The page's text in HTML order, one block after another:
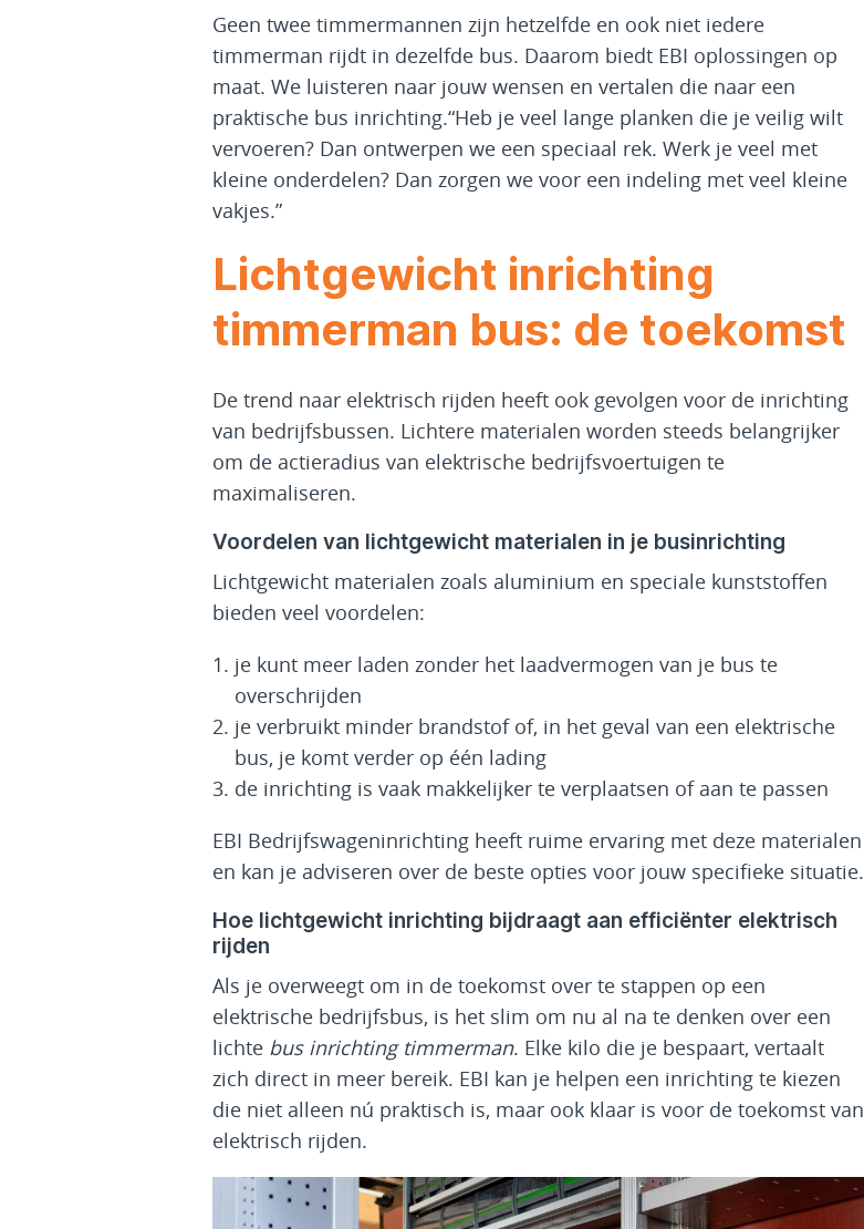
Geen twee timmermannen zijn hetzelfde en ook niet iedere
timmerman rijdt in dezelfde bus. Daarom biedt EBI oplossingen op
maat. We luisteren naar jouw wensen en vertalen die naar een
praktische bus inrichting.“Heb je veel lange planken die je veilig wilt
vervoeren? Dan ontwerpen we een speciaal rek. Werk je veel met
kleine onderdelen? Dan zorgen we voor een indeling met veel kleine
vakjes.”
Lichtgewicht inrichting
timmerman bus: de toekomst
De trend naar elektrisch rijden heeft ook gevolgen voor de inrichting
van bedrijfsbussen. Lichtere materialen worden steeds belangrijker
om de actieradius van elektrische bedrijfsvoertuigen te
maximaliseren.
Voordelen van lichtgewicht materialen in je businrichting
Lichtgewicht materialen zoals aluminium en speciale kunststoffen
bieden veel voordelen:
je kunt meer laden zonder het laadvermogen van je bus te
overschrijden
je verbruikt minder brandstof of, in het geval van een elektrische
bus, je komt verder op één lading
de inrichting is vaak makkelijker te verplaatsen of aan te passen
EBI Bedrijfswageninrichting heeft ruime ervaring met deze materialen
en kan je adviseren over de beste opties voor jouw specifieke situatie.
Hoe lichtgewicht inrichting bijdraagt aan efficiënter elektrisch
rijden
Als je overweegt om in de toekomst over te stappen op een
elektrische bedrijfsbus, is het slim om nu al na te denken over een
lichte bus inrichting timmerman. Elke kilo die je bespaart, vertaalt
zich direct in meer bereik. EBI kan je helpen een inrichting te kiezen
die niet alleen nú praktisch is, maar ook klaar is voor de toekomst van
elektrisch rijden.